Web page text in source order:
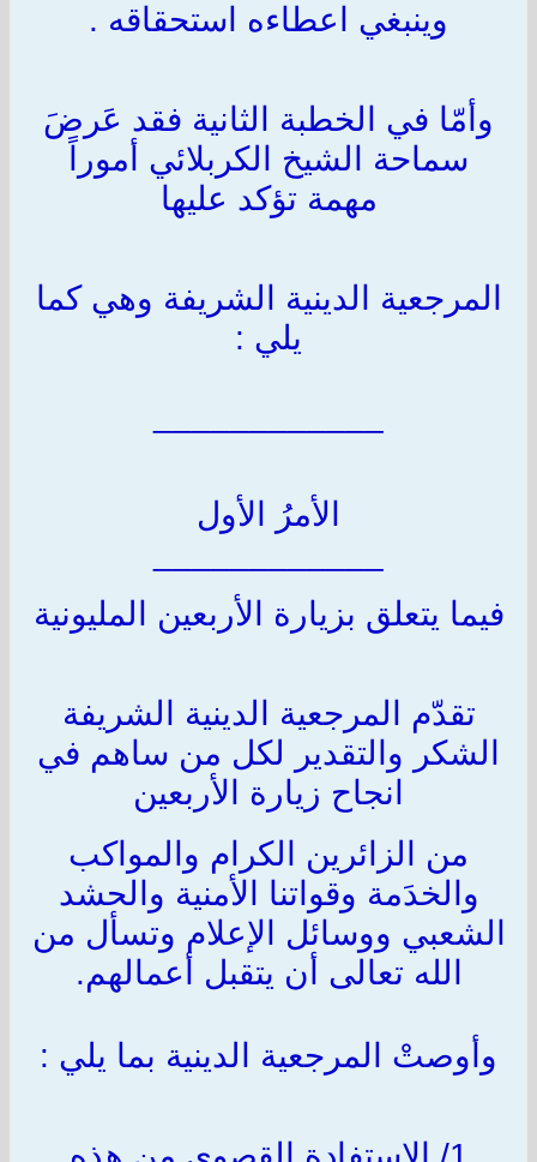
وينبغي اعطاءه استحقاقه .
وأمّا في الخطبة الثانية فقد عَرضَ
سماحة الشيخ الكربلائي أموراً
مهمة تؤكد عليها
المرجعية الدينية الشريفة وهي كما
يلي :
الأمرُ الأول
فيما يتعلق بزيارة الأربعين المليونية
تقدّم المرجعية الدينية الشريفة
الشكر والتقدير لكل من ساهم في
انجاح زيارة الأربعين
من الزائرين الكرام والمواكب
والخدَمة وقواتنا الأمنية والحشد
الشعبي ووسائل الإعلام وتسأل من
الله تعالى أن يتقبل أعمالهم.
وأوصتْ المرجعية الدينية بما يلي :